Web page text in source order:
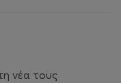
νέα τους